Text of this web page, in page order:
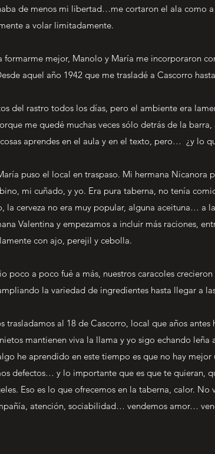
de menos mi libertad…me cortaron el ala como
a volar limitadamente.
formarme mejor, Manolo y María me incorporaron
aquel año 1942 que me trasladé a Cascorro
del rastro todos los días, pero el ambiente era
me quedé muchas veces sólo detrás de la
aprendes en el aula y en el texto, pero… ¿y lo
puso el local en traspaso. Mi hermana Nicanora
mi cuñado, y yo. Era pura taberna, no tenía
la cerveza no era muy popular, alguna aceituna… a
Valentina y empezamos a incluir más raciones,
con ajo, perejil y cebolla.
poco a poco fué a más, nuestros caracoles
la variedad de ingredientes hasta llegar a
trasladamos al 18 de Cascorro, local que años
mantienen viva la llama y yo sigo echando
he aprendido en este tiempo es que no hay
defectos… y lo importante que es que te quieran,
Eso es lo que ofrecemos en la taberna, calor. No
atención, sociabilidad… vendemos amor…